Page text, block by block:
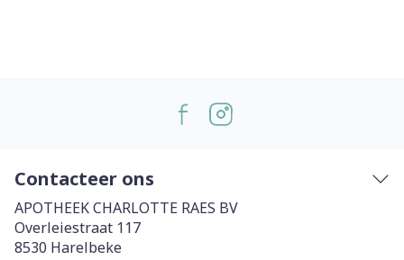
Contacteer ons
APOTHEEK CHARLOTTE RAES BV
Overleiestraat 117
8530 Harelbeke